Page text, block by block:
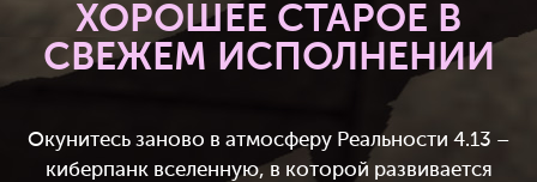
ХОРОШЕЕ СТАРОЕ В
СВЕЖЕМ ИСПОЛНЕНИИ
Окунитесь заново в атмосферу Реальности 4.13 –
киберпанк вселенную, в которой развивается